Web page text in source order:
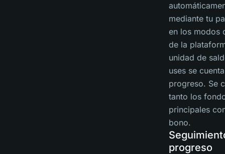
mediante tu
en los modos
de la
unidad de
uses se
progreso. Se
tanto los
principales
bono.
progreso